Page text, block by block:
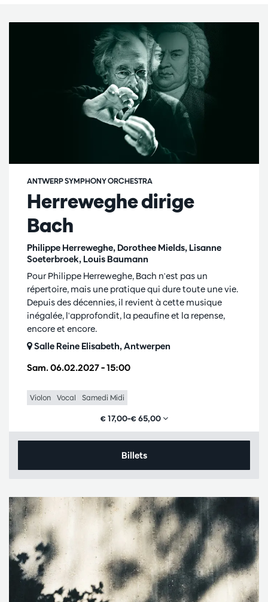
Herreweghe dirige
Bach
Philippe Herreweghe, Dorothee Mields, Lisanne
Soeterbroek, Louis Baumann
ANTWERP SYMPHONY ORCHESTRA
Sam. 06.02.2027– 15:00
Pour Philippe Herreweghe, Bach n'est pas un
répertoire, mais une pratique qui dure toute une vie.
Depuis des décennies, il revient à cette musique
inégalée, l'approfondit, la peaufine et la repense,
encore et encore.
Salle Reine Elisabeth, Antwerpen
Violon Vocal Samedi Midi
€ 17,00–€ 65,00
Billets